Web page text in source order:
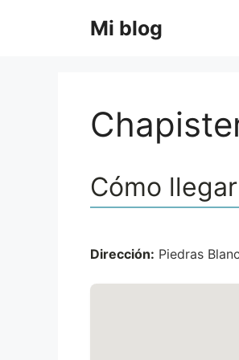
Mi blog
Cómo llegar
Dirección: Piedras